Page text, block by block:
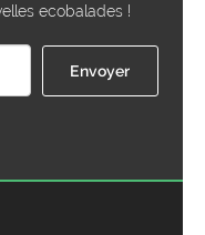
ecobalades !